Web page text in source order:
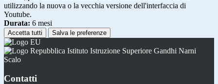
utilizzando la nuova o la vecchia versione dell'interfaccia di
Youtube.
Durata: 6 mesi
Accetta tutti Salva le preferenze
Istituto Istruzione Superiore Gandhi Narni
Scalo
Contatti